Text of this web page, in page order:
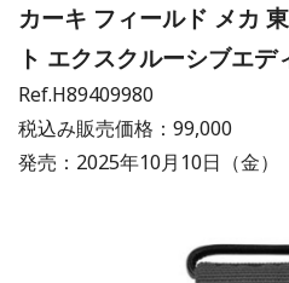
カーキ フィールド メカ
ト エクスクルーシブエデ
Ref.H89409980
税込み販売価格：99,000
発売：2025年10月10日（金）